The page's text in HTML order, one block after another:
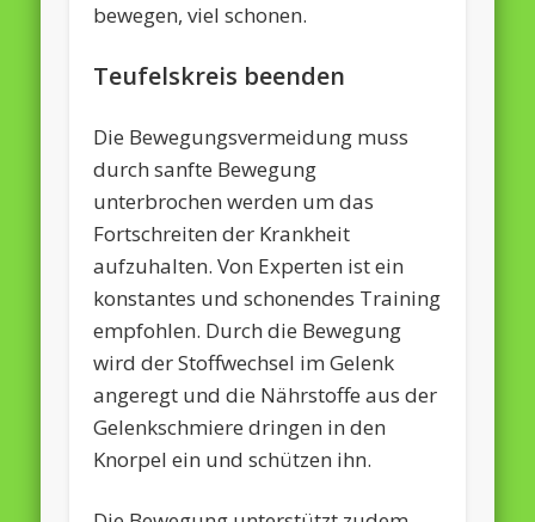
bewegen, viel schonen.
Teufelskreis beenden
Die Bewegungsvermeidung muss
durch sanfte Bewegung
unterbrochen werden um das
Fortschreiten der Krankheit
aufzuhalten. Von Experten ist ein
konstantes und schonendes Training
empfohlen. Durch die Bewegung
wird der Stoffwechsel im Gelenk
angeregt und die Nährstoffe aus der
Gelenkschmiere dringen in den
Knorpel ein und schützen ihn.